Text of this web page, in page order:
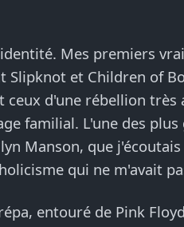
Mes premiers
Slipknot et Children of
d'une rébellion très
familial. L'une des plus
Manson, que j'écoutais
qui ne m'avait
entouré de Pink